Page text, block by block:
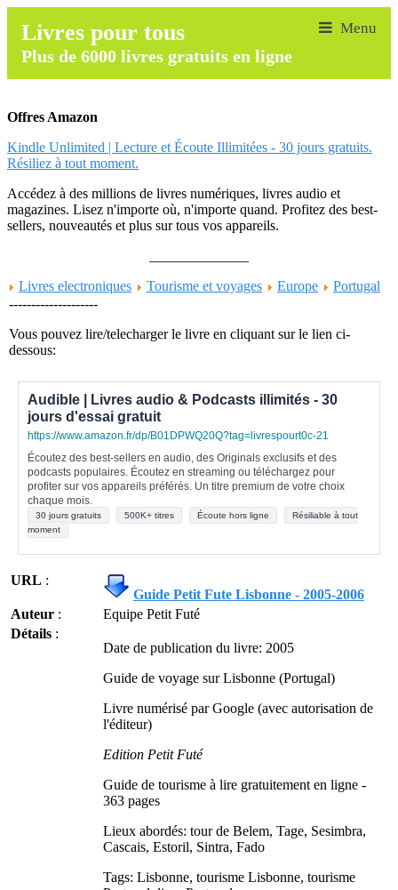
Livres pour tous
Plus de 6000 livres gratuits en ligne
Offres Amazon
Kindle Unlimited | Lecture et Écoute Illimitées - 30 jours gratuits.
Résiliez à tout moment.
Accédez à des millions de livres numériques, livres audio et
magazines. Lisez n'importe où, n'importe quand. Profitez des best-
sellers, nouveautés et plus sur tous vos appareils.
Livres electroniques
Tourisme et voyages Europe
Portugal
--------------------
Vous pouvez lire/telecharger le livre en cliquant sur le lien ci-
dessous:
Audible | Livres audio & Podcasts illimités - 30
jours d'essai gratuit
https://www.amazon.fr/dp/B01DPWQ20Q?tag=livrespourt0c-21
Écoutez des best-sellers en audio, des Originals exclusifs et des
podcasts populaires. Écoutez en streaming ou téléchargez pour
profiter sur vos appareils préférés. Un titre premium de votre choix
chaque mois.
30 jours gratuits 500K+ titres Écoute hors ligne
Résiliable à tout
moment
URL :
Guide Petit Fute Lisbonne - 2005-2006
Auteur :
Equipe Petit Futé
Détails :
Date de publication du livre: 2005
Guide de voyage sur Lisbonne (Portugal)
Livre numérisé par Google (avec autorisation de
l'éditeur)
Edition Petit Futé
Guide de tourisme à lire gratuitement en ligne -
363 pages
Lieux abordés: tour de Belem, Tage, Sesimbra,
Cascais, Estoril, Sintra, Fado
Tags: Lisbonne, tourisme Lisbonne, tourisme